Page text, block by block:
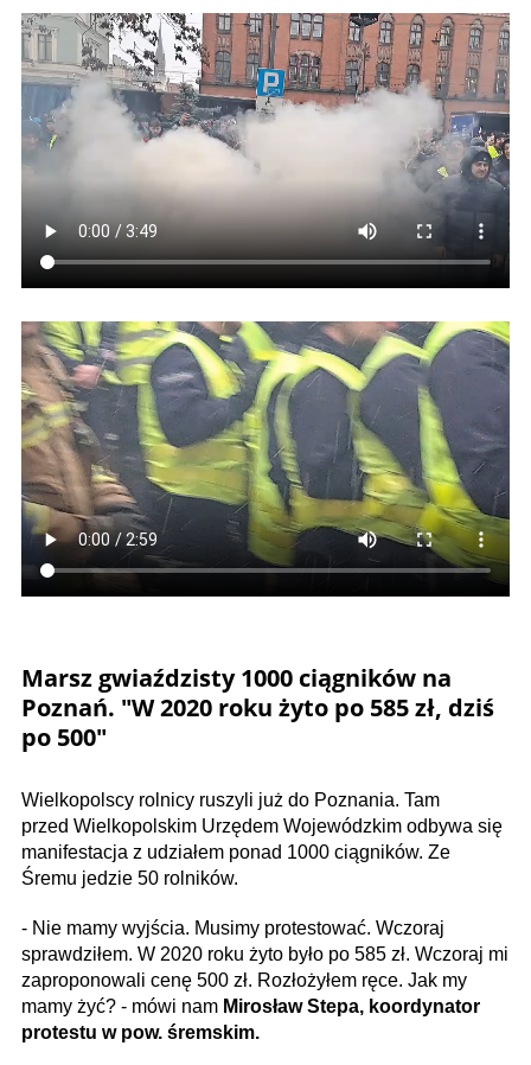
Marsz gwiaździsty 1000 ciągników na
Poznań. "W 2020 roku żyto po 585 zł, dziś
po 500"
Wielkopolscy rolnicy ruszyli już do Poznania. Tam
przed Wielkopolskim Urzędem Wojewódzkim odbywa się
manifestacja z udziałem ponad 1000 ciągników. Ze
Śremu jedzie 50 rolników.
- Nie mamy wyjścia. Musimy protestować. Wczoraj
sprawdziłem. W 2020 roku żyto było po 585 zł. Wczoraj mi
zaproponowali cenę 500 zł. Rozłożyłem ręce. Jak my
mamy żyć? - mówi nam Mirosław Stepa, koordynator
protestu w pow. śremskim.